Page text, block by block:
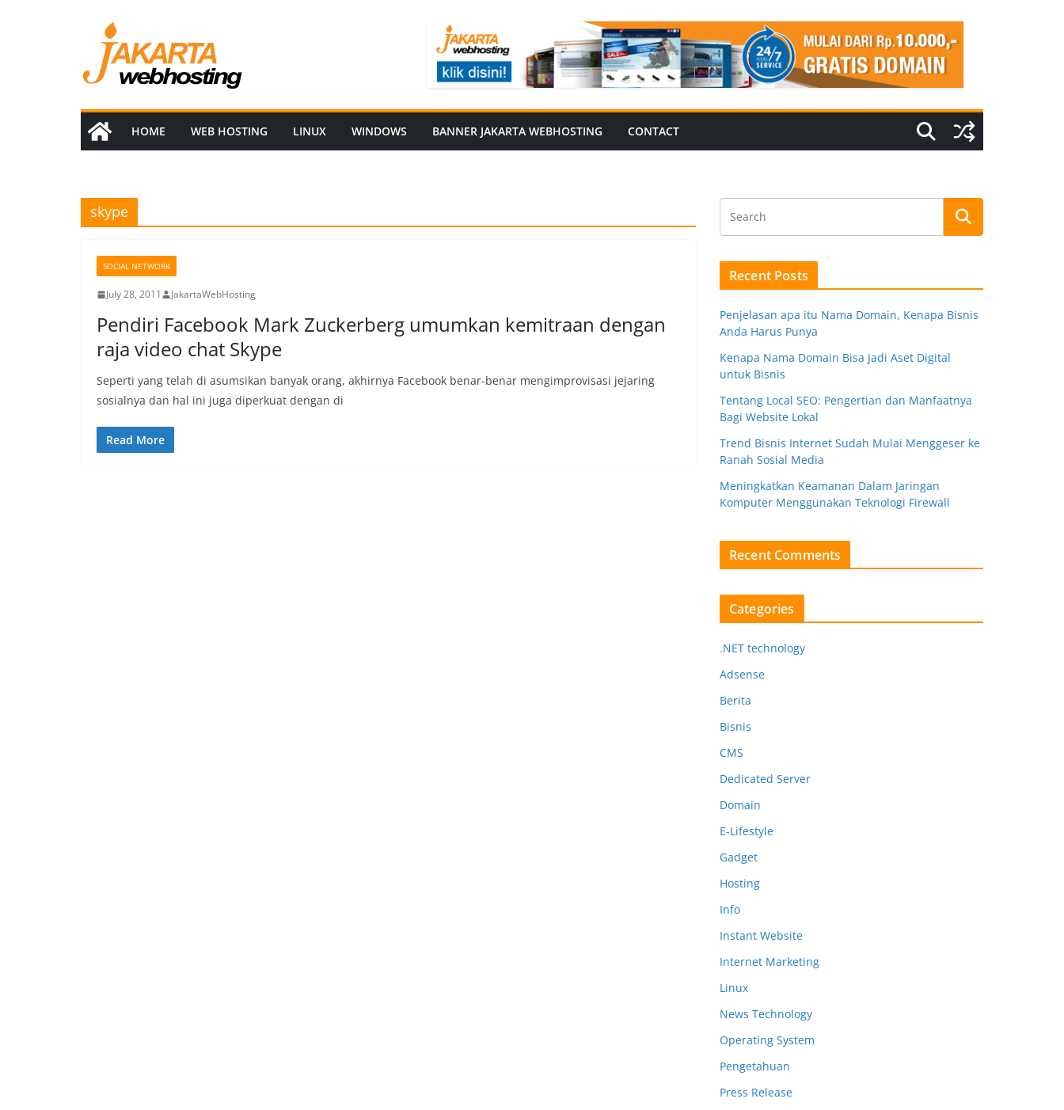
HOME WEB HOSTING LINUX WINDOWS BANNER JAKARTA WEBHOSTING CONTACT
skype
SOCIAL NETWORK
July 28, 2011 JakartaWebHosting
Pendiri Facebook Mark Zuckerberg umumkan kemitraan dengan
raja video chat Skype
Seperti yang telah di asumsikan banyak orang, akhirnya Facebook benar-benar mengimprovisasi jejaring
sosialnya dan hal ini juga diperkuat dengan di
Read More
Recent Posts
Penjelasan apa itu Nama Domain, Kenapa Bisnis
Anda Harus Punya
Kenapa Nama Domain Bisa Jadi Aset Digital
untuk Bisnis
Tentang Local SEO: Pengertian dan Manfaatnya
Bagi Website Lokal
Trend Bisnis Internet Sudah Mulai Menggeser ke
Ranah Sosial Media
Meningkatkan Keamanan Dalam Jaringan
Komputer Menggunakan Teknologi Firewall
Recent Comments
Categories
.NET technology
Adsense
Berita
Bisnis
CMS
Dedicated Server
Domain
E-Lifestyle
Gadget
Hosting
Info
Instant Website
Internet Marketing
Linux
News Technology
Operating System
Pengetahuan
Press Release